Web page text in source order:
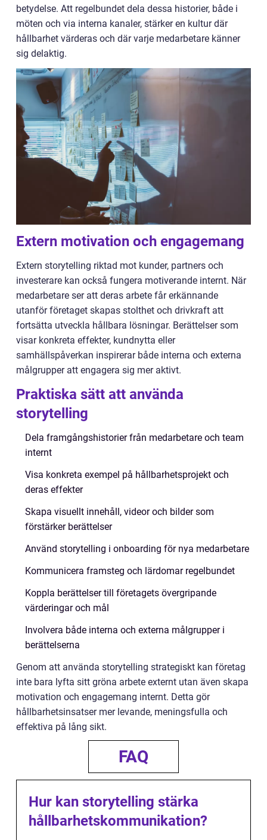
betydelse. Att regelbundet dela dessa historier, både i
möten och via interna kanaler, stärker en kultur där
hållbarhet värderas och där varje medarbetare känner
sig delaktig.
Extern motivation och engagemang
Extern storytelling riktad mot kunder, partners och
investerare kan också fungera motiverande internt. När
medarbetare ser att deras arbete får erkännande
utanför företaget skapas stolthet och drivkraft att
fortsätta utveckla hållbara lösningar. Berättelser som
visar konkreta effekter, kundnytta eller
samhällspåverkan inspirerar både interna och externa
målgrupper att engagera sig mer aktivt.
Praktiska sätt att använda
storytelling
Dela framgångshistorier från medarbetare och team
internt
Visa konkreta exempel på hållbarhetsprojekt och
deras effekter
Skapa visuellt innehåll, videor och bilder som
förstärker berättelser
Använd storytelling i onboarding för nya medarbetare
Kommunicera framsteg och lärdomar regelbundet
Koppla berättelser till företagets övergripande
värderingar och mål
Involvera både interna och externa målgrupper i
berättelserna
Genom att använda storytelling strategiskt kan företag
inte bara lyfta sitt gröna arbete externt utan även skapa
motivation och engagemang internt. Detta gör
hållbarhetsinsatser mer levande, meningsfulla och
effektiva på lång sikt.
FAQ
Hur kan storytelling stärka
hållbarhetskommunikation?